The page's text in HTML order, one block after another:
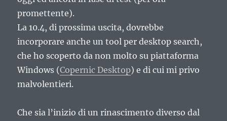
promettente).
La 10.4, di prossima uscita, dovrebbe
incorporare anche un tool per desktop search,
che ho scoperto da non molto su piattaforma
Windows (Copernic Desktop) e di cui mi privo
malvolentieri.
Che sia l’inizio di un rinascimento diverso dal